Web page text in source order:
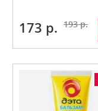
173 р. 193 р.